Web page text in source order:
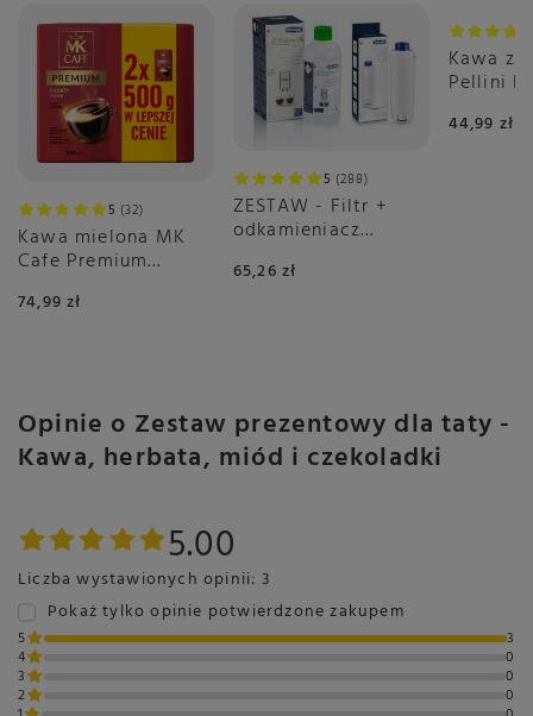
5 32
Kawa mielona MK
Cafe Premium
74,99 zł
5 288
ZESTAW - Filtr +
odkamieniacz
65,26 zł
Kawa
Pellini
44,99 zł
Opinie o Zestaw prezentowy dla taty -
Kawa, herbata, miód i czekoladki
5.00
Liczba wystawionych opinii: 3
Pokaż tylko opinie potwierdzone zakupem
5
3
4
0
3
0
2
0